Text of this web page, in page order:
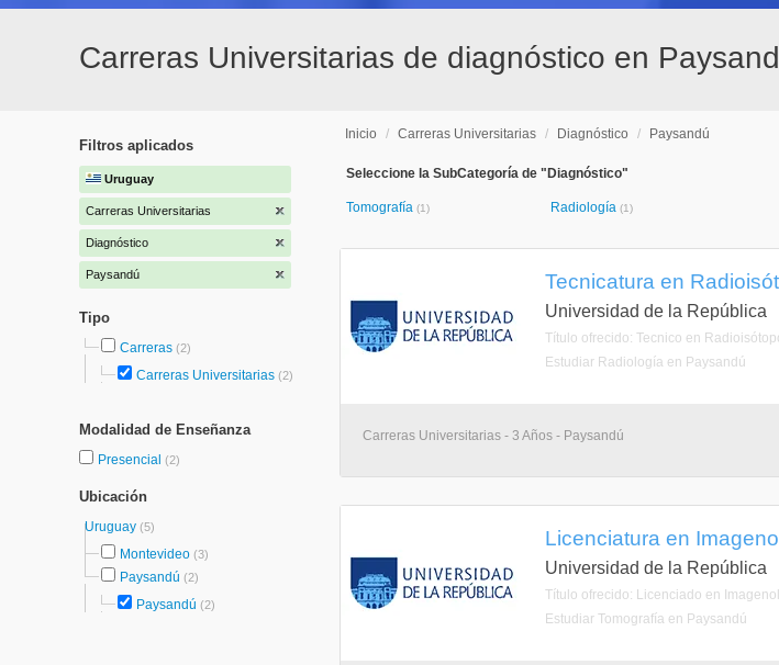
Carreras Universitarias de diagnóstico en
Filtros aplicados
Uruguay
Carreras Universitarias
Diagnóstico
Paysandú
Tipo
Carreras (2)
Carreras Universitarias (2)
Modalidad de Enseñanza
Presencial (2)
Ubicación
Uruguay (5)
Montevideo (3)
Paysandú (2)
Paysandú (2)
Inicio / Carreras Universitarias / Diagnóstico / Paysandú
Seleccione la SubCategoría de "Diagnóstico"
Tomografía (1) Radiología (1)
Tecnicatura en
Universidad de la República
Título ofrecido: Tecnico en
Estudiar Radiología en Paysandú
Carreras Universitarias - 3 Años - Paysandú
Licenciatura en
Universidad de la República
Título ofrecido: Licenciado en
Estudiar Tomografía en Paysandú